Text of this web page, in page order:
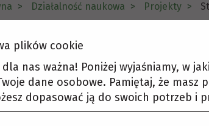
Działalność naukowa Projekty
nie została odnaleziona
z menu, aby wybrać inną
plików cookie
nas ważna! Poniżej wyjaśniamy, w
dane osobowe. Pamiętaj, że masz
dopasować ją do swoich potrzeb i